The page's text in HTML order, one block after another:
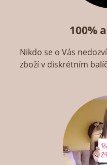
100%
Nikdo se o Vás
zboží v diskrétním